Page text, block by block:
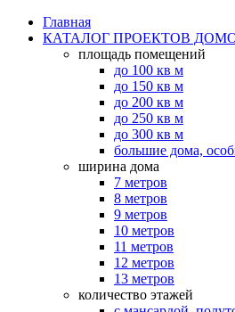
Главная
КАТАЛОГ ПРОЕКТОВ
площадь помещений
до 100 кв м
до 150 кв м
до 200 кв м
до 250 кв м
до 300 кв м
большие дома,
ширина дома
7 метров
8 метров
9 метров
10 метров
11 метров
12 метров
13 метров
количество этажей